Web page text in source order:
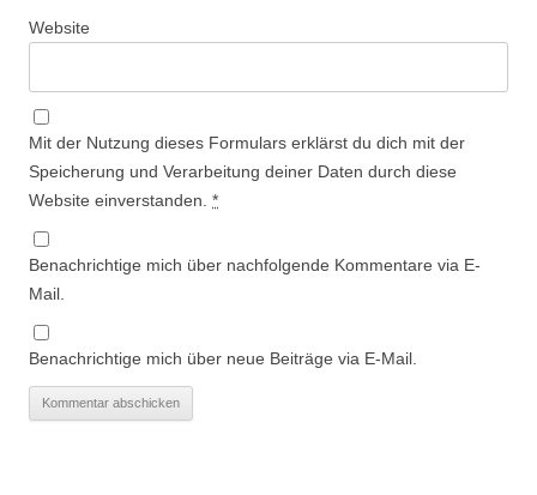
Website
Mit der Nutzung dieses Formulars erklärst du dich mit der
Speicherung und Verarbeitung deiner Daten durch diese
Website einverstanden. *
Benachrichtige mich über nachfolgende Kommentare via E-
Mail.
Benachrichtige mich über neue Beiträge via E-Mail.